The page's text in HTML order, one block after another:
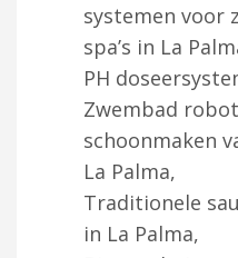
systemen voor
spa’s in La
PH
Zwembad
schoonmaken
La Palma,
Traditionele
in La Palma,